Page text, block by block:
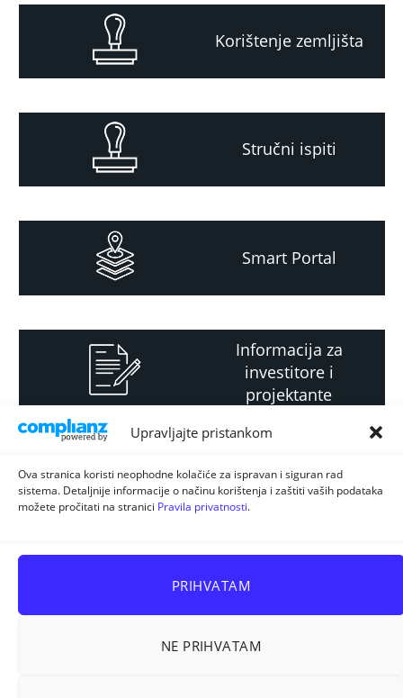
Upravljajte pristankom
Ova stranica koristi neophodne kolačiće za ispravan i siguran rad
sistema. Detaljnije informacije o načinu korištenja i zaštiti vaših podataka
možete pročitati na stranici Pravila privatnosti.
PRIHVATAM
NE PRIHVATAM
Korištenje zemljišta
Stručni ispiti
Smart Portal
Informacija za
investitore i
projektante
Strateški i planski
dokument